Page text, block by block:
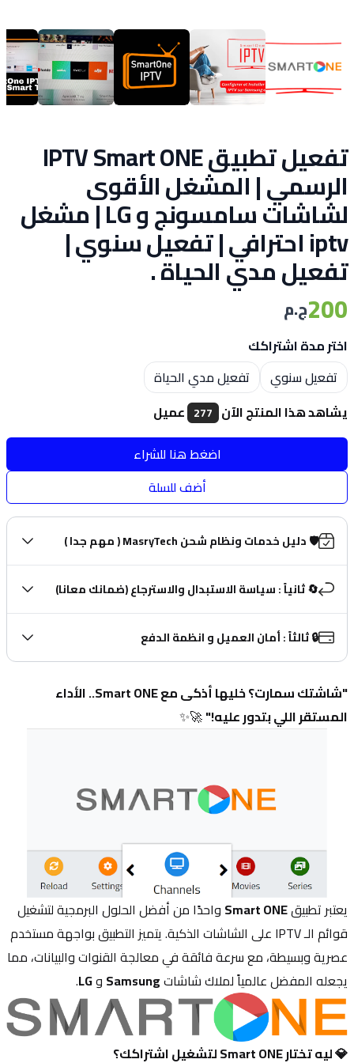
تفعيل تطبيق IPTV Smart ONE
الرسمي | المشغل الأقوى
لشاشات سامسونج و LG | مشغل
iptv احترافي | تفعيل سنوي |
تفعيل مدي الحياة .
200ج.م
اختر مدة اشتراكك
Choose a size
تفعيل سنوي
تفعيل مدي الحياة
يشاهد هذا المنتج الآن 277 عميل
اضغط هنا للشراء
أضف للسلة
🛡️ دليل خدمات ونظام شحن MasryTech ( مهم جدا )
🔄 ثانياً : سياسة الاستبدال والاسترجاع (ضمانك معانا)
🔒 ثالثاً : أمان العميل و انظمة الدفع
المستقر اللي بتدور عليه!" 🚀✨
يعتبر تطبيق Smart ONE
يجعله المفضل عالمياً لملاك شاشات Samsung و LG
.
💎 ليه تختار Smart ONE لتشغيل اشتراكك؟